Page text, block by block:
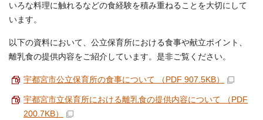
いろな料理に触れるなどの食経験を積み重ねることを大切にして
います。
以下の資料において、公立保育所における食事や献立ポイント、
離乳食の提供内容をご紹介しています。是非ご覧ください。
宇都宮市公立保育所の食事について （PDF 907.5KB）
宇都宮市立保育所における離乳食の提供内容について （PDF
200.7KB）